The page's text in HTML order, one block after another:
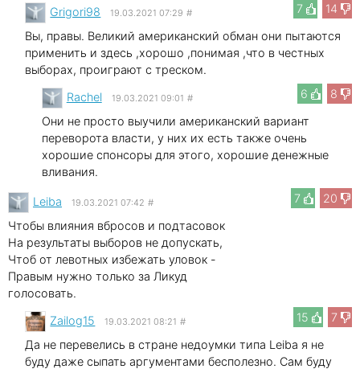
7
14
Grigori98 19.03.2021 07:29 #
Вы, правы. Великий американский обман они пытаются
применить и здесь ,хорошо ,понимая ,что в честных
выборах, проиграют с треском.
6
8
Rachel 19.03.2021 09:01 #
Они не просто выучили американский вариант
переворота власти, у них их есть также очень
хорошие спонсоры для этого, хорошие денежные
вливания.
7
20
Leibа 19.03.2021 07:42 #
Чтобы влияния вбросов и подтасовок
На результаты выборов не допускать,
Чтоб от левотных избежать уловок -
Правым нужно только за Ликуд
голосовать.
15
7
Zailog15 19.03.2021 08:21 #
Да не перевелись в стране недоумки типа Leibа я не
буду даже сыпать аргументами бесполезно. Сам буду